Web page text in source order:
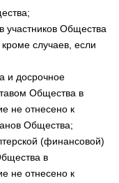
участников Общества
случаев, если
и досрочное
Общества в
не отнесено к
Общества;
(финансовой)
в
не отнесено к